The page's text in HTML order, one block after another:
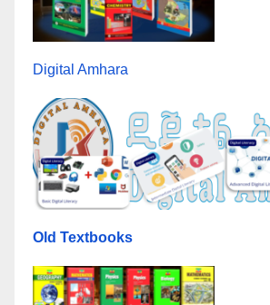
Digital Amhara
Old Textbooks